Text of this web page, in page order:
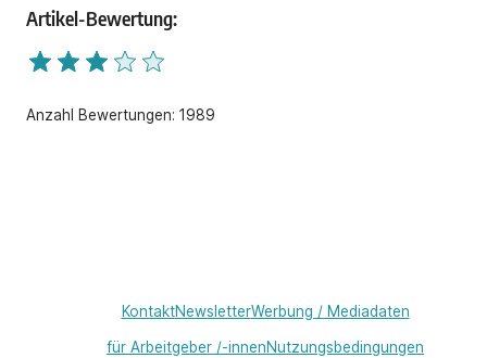
Artikel-Bewertung:
Anzahl Bewertungen: 1989
KontaktNewsletterWerbung / Mediadaten
für Arbeitgeber /-innenNutzungsbedingungen